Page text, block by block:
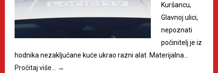
Kuršancu,
Glavnoj ulici,
nepoznati
počinitelj je iz
hodnika nezaključane kuće ukrao razni alat. Materijalna…
Pročitaj više…
→